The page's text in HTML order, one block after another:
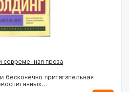
современная проза
бесконечно притягательная